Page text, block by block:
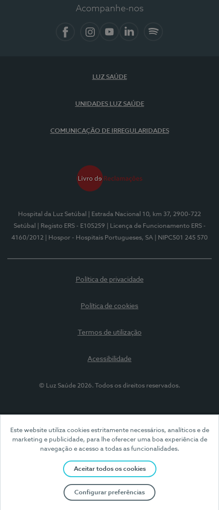
Este website utiliza cookies estritamente necessários, analíticos e de
marketing e publicidade, para lhe oferecer uma boa experiência de
navegação e acesso a todas as funcionalidades.
Aceitar todos os cookies
Configurar preferências
Acompanhe-nos
LUZ SAÚDE
UNIDADES LUZ SAÚDE
COMUNICAÇÃO DE IRREGULARIDADES
Hospital da Luz Setúbal
| Estrada Nacional 10, km 37, 2900-722
Setúbal
| Registo ERS - E105259
| Licença de Funcionamento ERS -
4160/2012
| Hospor - Hospitais Portugueses, SA | NIPC501 245 570
Política de privacidade
Política de cookies
Termos de utilização
Acessibilidade
© Luz Saúde 2026. Todos os direitos reservados.